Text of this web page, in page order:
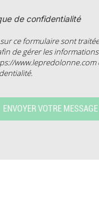
de confidentialité
ce formulaire sont
de gérer les